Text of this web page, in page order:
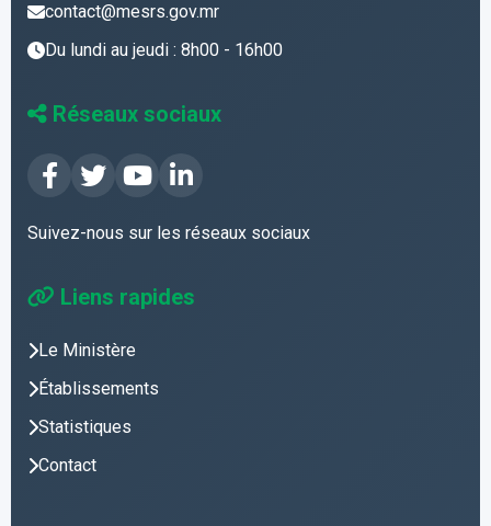
contact@mesrs.gov.mr
Du lundi au jeudi : 8h00 - 16h00
Réseaux sociaux
Suivez-nous sur les réseaux sociaux
Liens rapides
Le Ministère
Établissements
Statistiques
Contact